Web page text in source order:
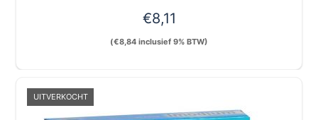
€8,11
(€8,84 inclusief 9% BTW)
UITVERKOCHT